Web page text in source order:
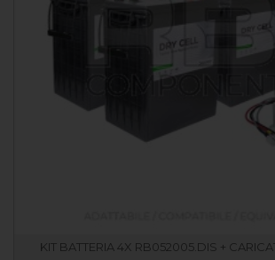
KIT BATTERIA 4X RB052005.DIS +